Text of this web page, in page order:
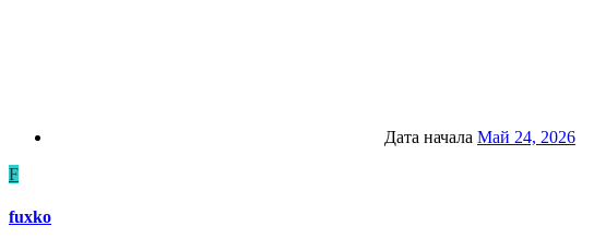
Дата начала Май 24, 2026
F
fuxko